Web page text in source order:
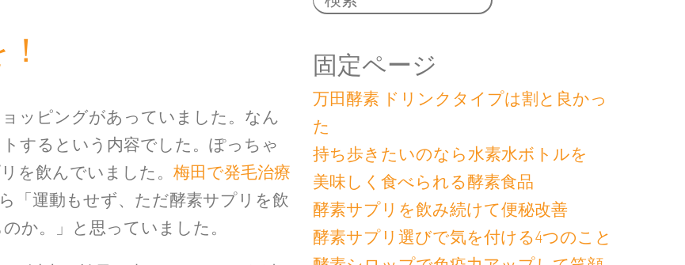
ッピングがあっていました。なん
するという内容でした。ぽっちゃ
を飲んでいました。梅田で発毛治療
「運動もせず、ただ酵素サプリを飲
か。」と思っていました。
固定ページ
万田酵素 ドリンクタイプは割と良かっ
た
持ち歩きたいのなら水素水ボトルを
美味しく食べられる酵素食品
酵素サプリを飲み続けて便秘改善
酵素サプリ選びで気を付ける4つのこと